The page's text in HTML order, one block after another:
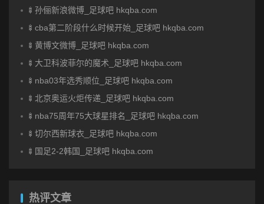
🍢孙俪新浪微博_足球吧 hkqba.com
🍢cba第二阶段什么时候开始_足球吧 hkqba.com
🍢黄博文微博_足球吧 hkqba.com
🍢大卫科波菲尔的魔术_足球吧 hkqba.com
🍢nba03年选秀顺位_足球吧 hkqba.com
🍢北京奥运火炬传递_足球吧 hkqba.com
🍢nba75周年75大球星排名_足球吧 hkqba.com
🍢切尔西新球衣_足球吧 hkqba.com
🍢国足2-2韩国_足球吧 hkqba.com
热评文章